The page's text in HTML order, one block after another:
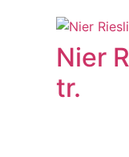
Nier
tr.